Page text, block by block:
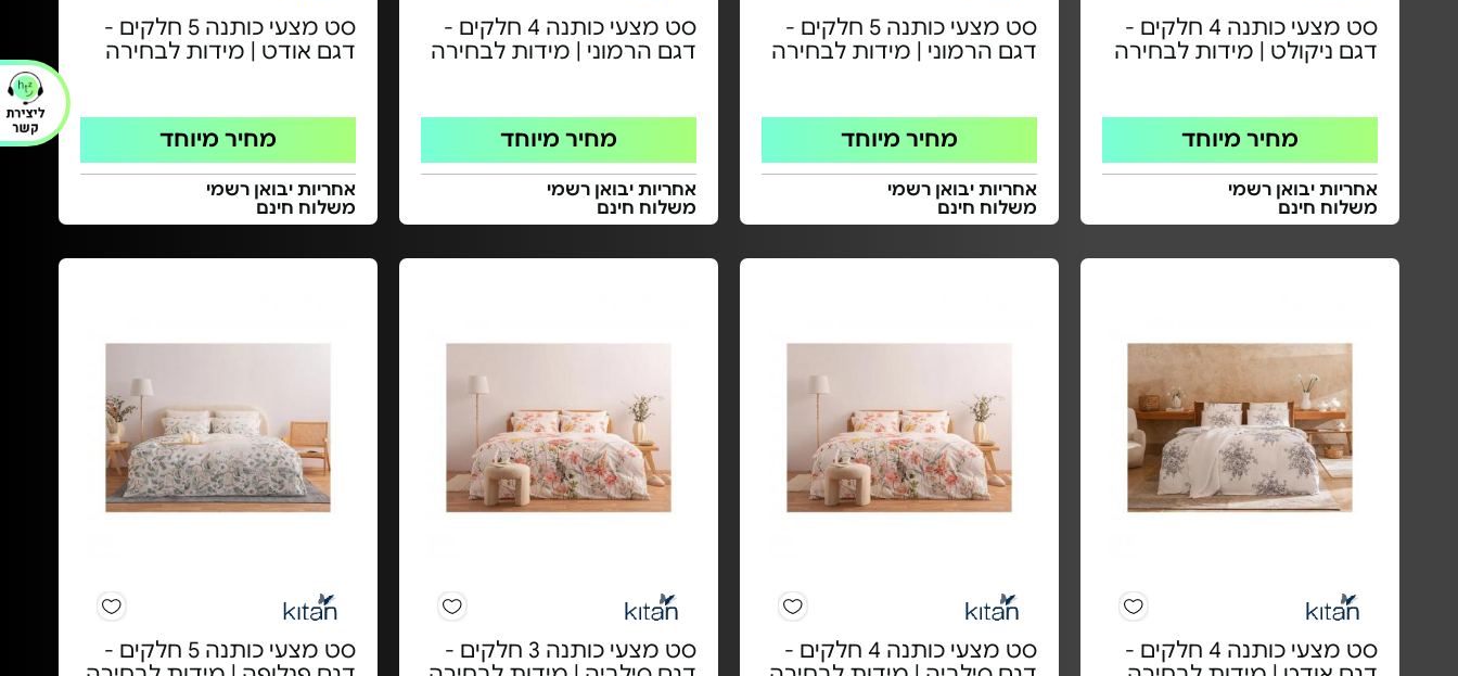
סט מצעי כותנה 4 חלקים -
דגם ניקולט | מידות לבחירה
מחיר מיוחד
אחריות יבואן רשמי
משלוח חינם
סט מצעי כותנה 5 חלקים -
דגם הרמוני | מידות לבחירה
מחיר מיוחד
אחריות יבואן רשמי
משלוח חינם
סט מצעי כותנה 4 חלקים -
דגם הרמוני | מידות לבחירה
מחיר מיוחד
אחריות יבואן רשמי
משלוח חינם
סט מצעי כותנה 5 חלקים -
דגם אודט | מידות לבחירה
מחיר מיוחד
אחריות יבואן רשמי
משלוח חינם
סט מצעי כותנה 4 חלקים -
סט מצעי כותנה 4 חלקים -
סט מצעי כותנה 3 חלקים -
סט מצעי כותנה 5 חלקים -